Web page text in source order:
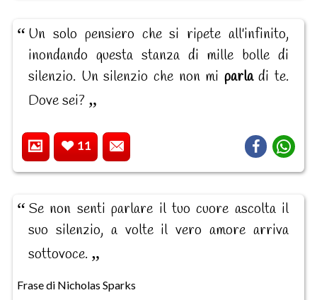
Un solo pensiero che si ripete all'infinito,
inondando questa stanza di mille bolle di
silenzio. Un silenzio che non mi parladi te.
Dove sei?
11
Se non senti parlare il tuo cuore ascolta il
suo silenzio, a volte il vero amore arriva
sottovoce.
Frase di Nicholas Sparks